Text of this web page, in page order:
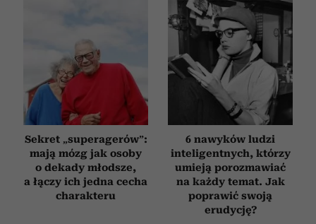
społecznościowym, reklamowym i analitycznym.
Partnerzy mogą połączyć te informacje z innymi danymi
otrzymanymi od Ciebie lub uzyskanymi podczas
korzystania z ich usług.
Sekret „superagerów”:
mają mózg jak osoby
o dekady młodsze,
a łączy ich jedna cecha
charakteru
6 nawyków ludzi
inteligentnych, którzy
umieją porozmawiać
na każdy temat. Jak
poprawić swoją
erudycję?